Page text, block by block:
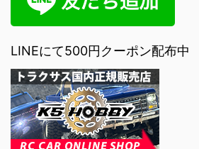
LINEにて500円クーポン配布中